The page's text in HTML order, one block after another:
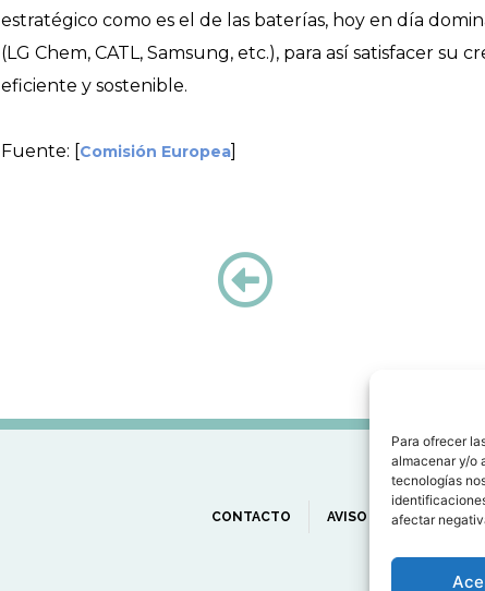
Para ofrecer
almacenar y/o
tecnologías
afectar
estratégico como es el de las baterías, hoy en día
(LG Chem, CATL, Samsung, etc.), para así satisfacer
eficiente y sostenible.
Fuente: [ Comisión Europea]
CONTACTO AVISO LEGAL